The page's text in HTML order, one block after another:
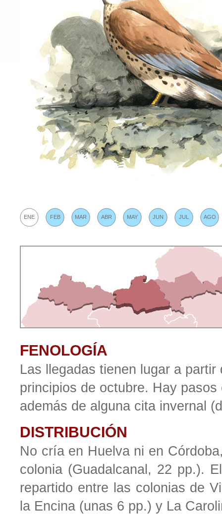
ENE FEB MAR ABR MAY JUN JUL AGO
FENOLOGÍA
Las llegadas tienen lugar a
principios de octubre. Hay
además de alguna cita invernal
DISTRIBUCIÓN
No cría en Huelva ni en
colonia (Guadalcanal, 22 pp.).
repartido entre las colonias de
la Encina (unas 6 pp.) y La